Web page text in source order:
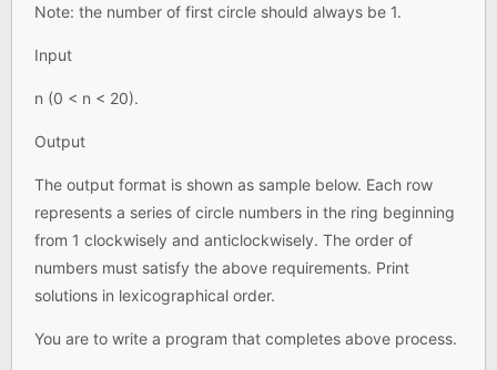
Note: the number of first circle should always be 1.
Input
n (0 < n < 20).
Output
The output format is shown as sample below. Each row
represents a series of circle numbers in the ring beginning
from 1 clockwisely and anticlockwisely. The order of
numbers must satisfy the above requirements. Print
solutions in lexicographical order.
You are to write a program that completes above process.